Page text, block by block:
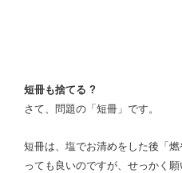
短冊も捨てる ?
さて、問題の「短冊」です。
短冊は、塩でお清めをした後「
っても良いのですが、せっかく